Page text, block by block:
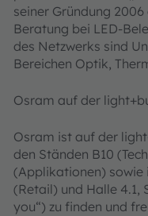
seiner Gründung
Beratung bei LED-
des Netzwerks sind
Bereichen Optik,
Osram auf der
Osram ist auf der
den Ständen B10
(Applikationen) sowie
(Retail) und Halle 4.1,
you“) zu finden und